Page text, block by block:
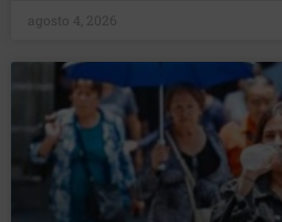
agosto 4, 2026